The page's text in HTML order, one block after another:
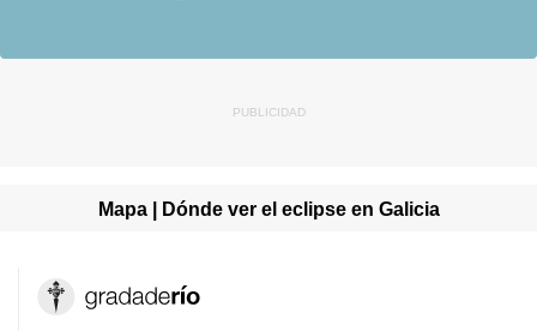
Mapa | Dónde ver el eclipse en Galicia